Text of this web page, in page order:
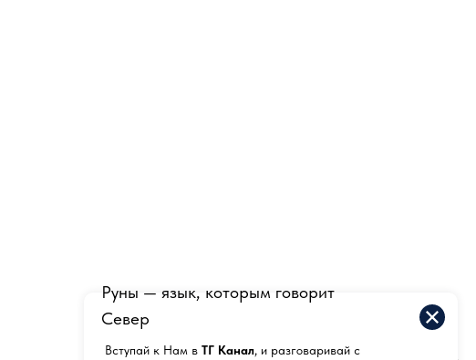
Руны — язык, которым говорит
Север
Вступай к Нам в ТГ Канал, и разговаривай с